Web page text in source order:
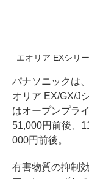
エオリア EXシリ
パナソニックは
オリア EX/GX/J
はオープンプラ
51,000円前後、
000円前後。
有害物質の抑制